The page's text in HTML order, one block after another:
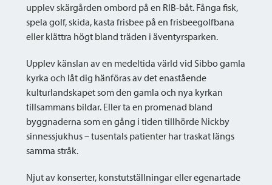
upplev skärgården ombord på en RIB-båt. Fånga fisk,
spela golf, skida, kasta frisbee på en frisbeegolfbana
eller klättra högt bland träden i äventyrsparken.
Upplev känslan av en medeltida värld vid Sibbo gamla
kyrka och låt dig hänföras av det enastående
kulturlandskapet som den gamla och nya kyrkan
tillsammans bildar. Eller ta en promenad bland
byggnaderna som en gång i tiden tillhörde Nickby
sinnessjukhus – tusentals patienter har traskat längs
samma stråk.
Njut av konserter, konstutställningar eller egenartade